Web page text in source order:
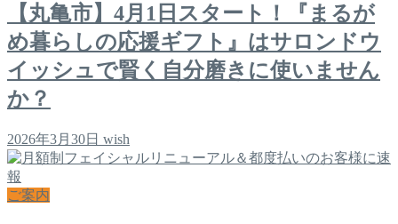
【丸亀市】4月1日スタート！『まるが
め暮らしの応援ギフト』はサロンドウ
イッシュで賢く自分磨きに使いません
か？
2026年3月30日 wish
ご案内